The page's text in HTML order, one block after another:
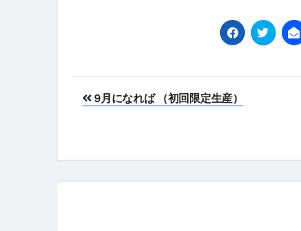
投9月になれば （初回限定生産）